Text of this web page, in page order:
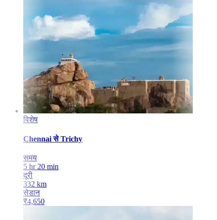
विशेष
Chennai से Trichy
समय
5 hr 20 min
दूरी
332 km
सेडान
₹4,650